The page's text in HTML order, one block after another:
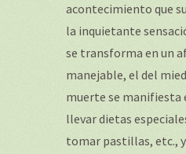
acontecimiento que
la inquietante
se transforma en un
manejable, el del
muerte se manifiesta
llevar dietas
tomar pastillas, etc.,